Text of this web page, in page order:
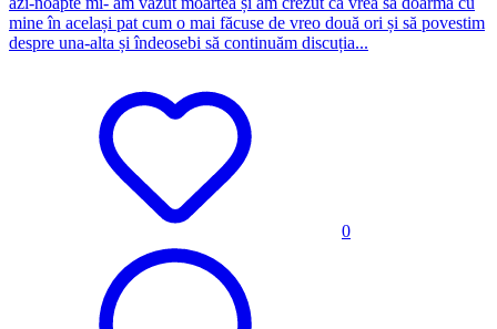
mine în același pat cum o mai făcuse de vreo două ori și să povestim
despre una-alta și îndeosebi să continuăm discuția...
0